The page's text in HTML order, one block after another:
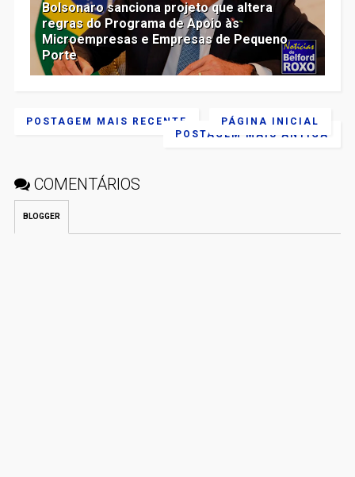
Bolsonaro sanciona projeto que altera
regras do Programa de Apoio às
Microempresas e Empresas de Pequeno
Porte
POSTAGEM MAIS RECENTE
POSTAGEM MAIS ANTIGA
PÁGINA INICIAL
COMENTÁRIOS
BLOGGER